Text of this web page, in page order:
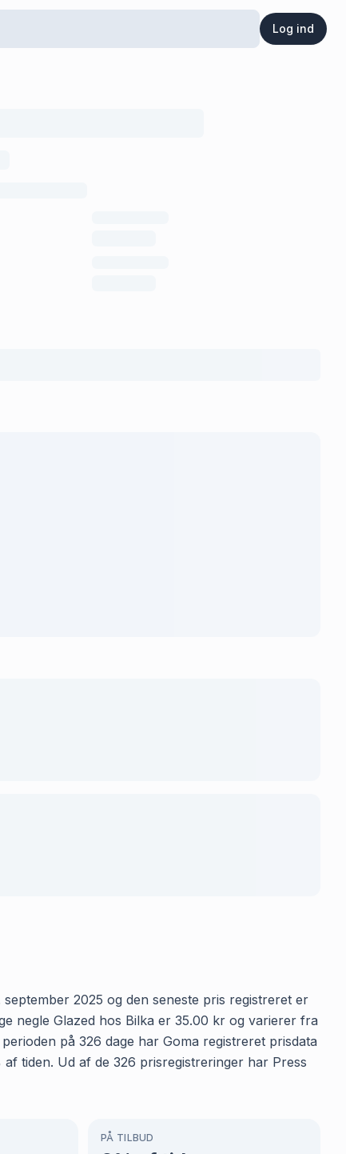
Log ind
2025 og den seneste pris registreret er
negle Glazed hos Bilka er 35.00 kr og varierer fra
på 326 dage har Goma registreret prisdata
tiden. Ud af de 326 prisregistreringer har Press
PÅ TILBUD